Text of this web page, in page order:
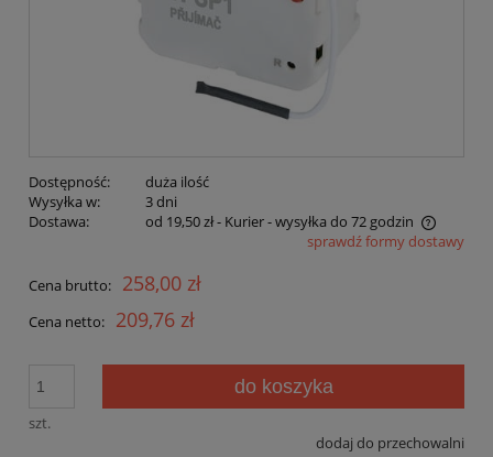
Dostępność:
duża ilość
Wysyłka w:
3 dni
Dostawa:
od 19,50 zł- Kurier - wysyłka do 72 godzin
Cena nie zawiera ewentualnych kosztów płatnościsprawdź formy dostawy
Cena brutto: 258,00 zł
Cena netto: 209,76 zł
szt.
do koszyka
dodaj do przechowalni